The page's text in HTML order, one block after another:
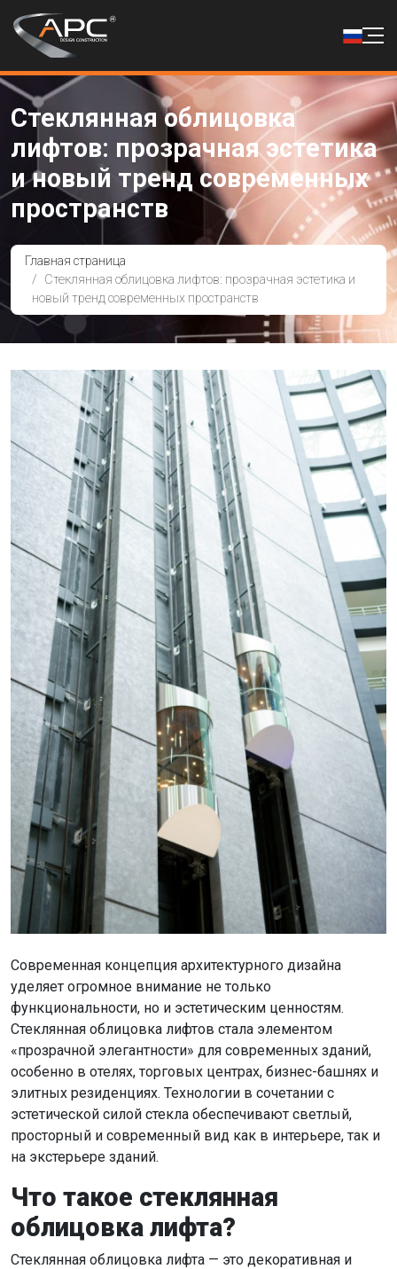
Стеклянная облицовка
лифтов: прозрачная эстетика
и новый тренд современных
пространств
Главная страница
Стеклянная облицовка лифтов: прозрачная эстетика и
новый тренд современных пространств
Современная концепция архитектурного дизайна
уделяет огромное внимание не только
функциональности, но и эстетическим ценностям.
Стеклянная облицовка лифтов стала элементом
«прозрачной элегантности» для современных зданий,
особенно в отелях, торговых центрах, бизнес-башнях и
элитных резиденциях. Технологии в сочетании с
эстетической силой стекла обеспечивают светлый,
просторный и современный вид как в интерьере, так и
на экстерьере зданий.
Что такое стеклянная
облицовка лифта?
Стеклянная облицовка лифта — это декоративная и